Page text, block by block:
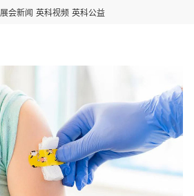
展会新闻 英科视频 英科公益